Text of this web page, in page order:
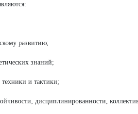
развитию;
знаний;
и тактики;
дисциплинированности,